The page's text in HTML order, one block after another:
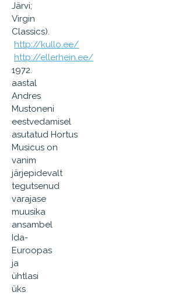
Järvi;
Virgin
Classics).
http://kullo.ee/
http://ellerhein.ee/
1972.
aastal
Andres
Mustoneni
eestvedamisel
asutatud Hortus
Musicus on
vanim
järjepidevalt
tegutsenud
varajase
muusika
ansambel
Ida-
Euroopas
ja
ühtlasi
üks